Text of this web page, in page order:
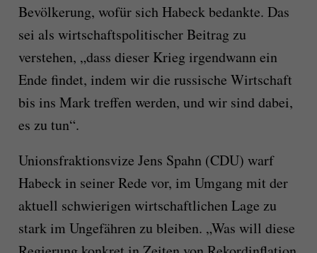
Bevölkerung, wofür sich Habeck bedankte. Das
sei als wirtschaftspolitischer Beitrag zu
verstehen, „dass dieser Krieg irgendwann ein
Ende findet, indem wir die russische Wirtschaft
bis ins Mark treffen werden, und wir sind dabei,
es zu tun“.
Unionsfraktionsvize Jens Spahn (CDU) warf
Habeck in seiner Rede vor, im Umgang mit der
aktuell schwierigen wirtschaftlichen Lage zu
stark im Ungefähren zu bleiben. „Was will diese